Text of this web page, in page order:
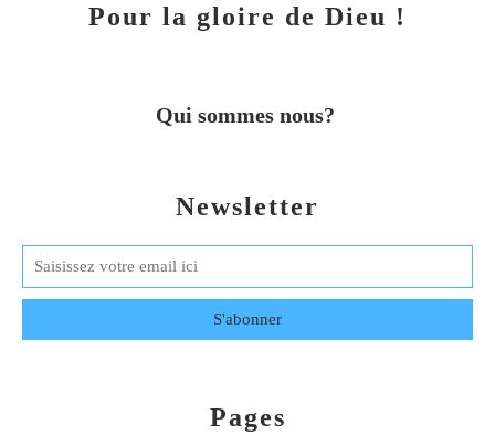
Newsletter
Pages
Pour la gloire de Dieu !
Qui sommes nous?